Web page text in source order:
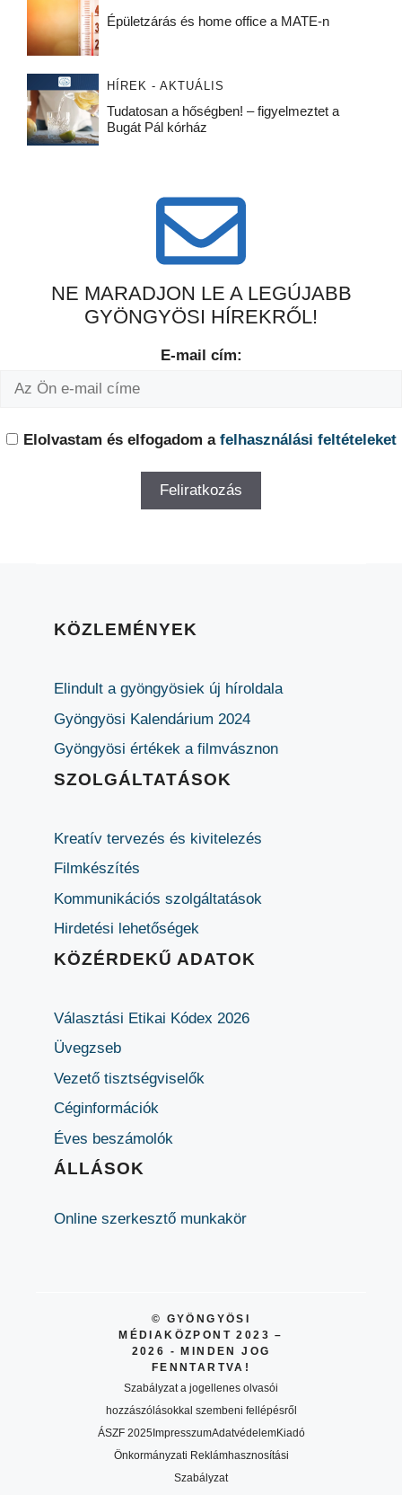
Épületzárás és home office a MATE-n
HÍREK - AKTUÁLIS
Tudatosan a hőségben! – figyelmeztet a
Bugát Pál kórház
NE MARADJON LE A LEGÚJABB
GYÖNGYÖSI HÍREKRŐL!
E-mail cím:
Elolvastam és elfogadom a felhasználási feltételeket
KÖZLEMÉNYEK
Elindult a gyöngyösiek új híroldala
Gyöngyösi Kalendárium 2024
Gyöngyösi értékek a filmvásznon
SZOLGÁLTATÁSOK
Kreatív tervezés és kivitelezés
Filmkészítés
Kommunikációs szolgáltatások
Hirdetési lehetőségek
KÖZÉRDEKŰ ADATOK
Választási Etikai Kódex 2026
Üvegzseb
Vezető tisztségviselők
Céginformációk
Éves beszámolók
ÁLLÁSOK
Online szerkesztő munkakör
© GYÖNGYÖSI
MÉDIAKÖZPONT 2023 –
2026 - MINDEN JOG
FENNTARTVA!
Szabályzat a jogellenes olvasói
hozzászólásokkal szembeni fellépésről
ÁSZF 2025ImpresszumAdatvédelemKiadó
Önkormányzati Reklámhasznosítási
Szabályzat